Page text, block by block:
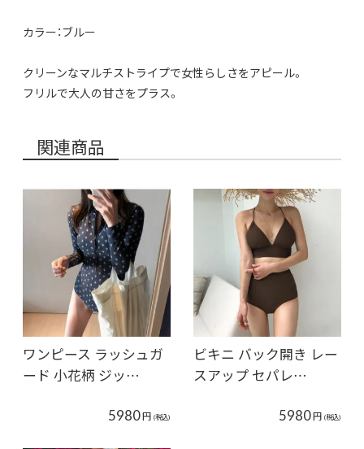
カラー：ブルー
クリーンなマルチストライプで女性らしさをアピール。
フリルで大人の甘さをプラス。
関連商品
ワンピース ラッシュガ
ード 小花柄 ジッ…
5980円 (税込)
ビキニ バック開き レー
スアップ セパレ…
5980円 (税込)